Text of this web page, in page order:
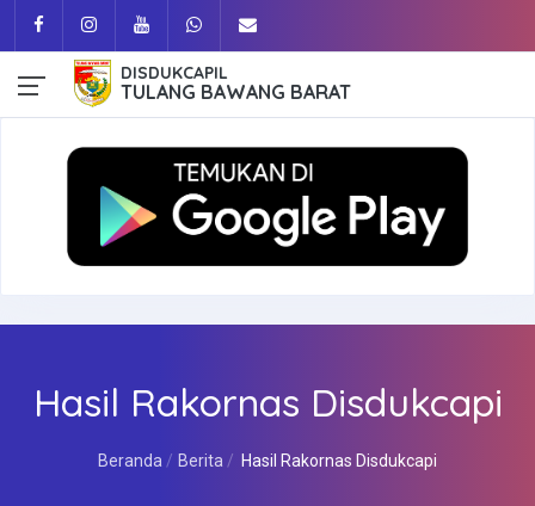
DISDUKCAPIL
TULANG BAWANG BARAT
Hasil Rakornas Disdukcapi
Beranda Berita Hasil Rakornas Disdukcapi